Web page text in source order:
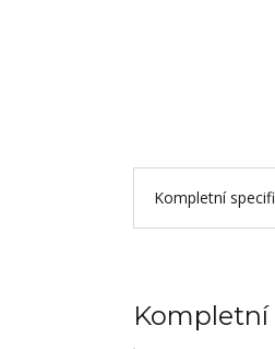
Kompletní
Kompletní